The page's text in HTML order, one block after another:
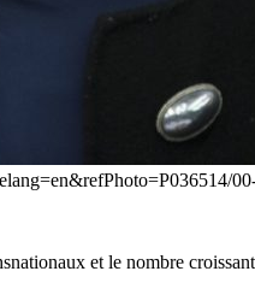
et le nombre